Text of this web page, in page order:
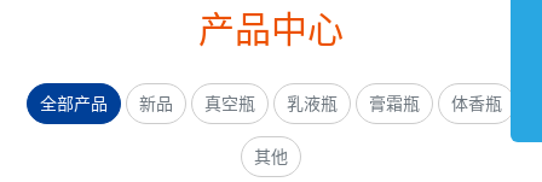
产品中心
全部产品 新品 真空瓶 乳液瓶 膏霜瓶 体香瓶
其他